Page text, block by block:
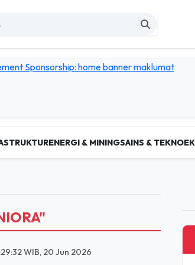
ENERGI & MININGSAINS & TEKNO
WIB, 20 Jun 2026